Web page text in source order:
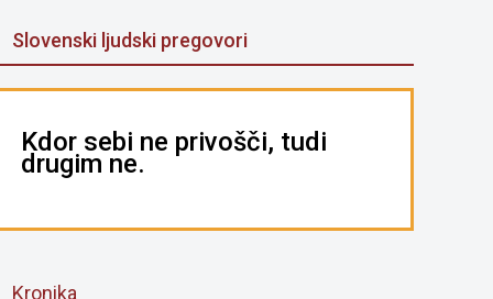
Slovenski ljudski pregovori
Kdor sebi ne privošči, tudi
drugim ne.
Kronika